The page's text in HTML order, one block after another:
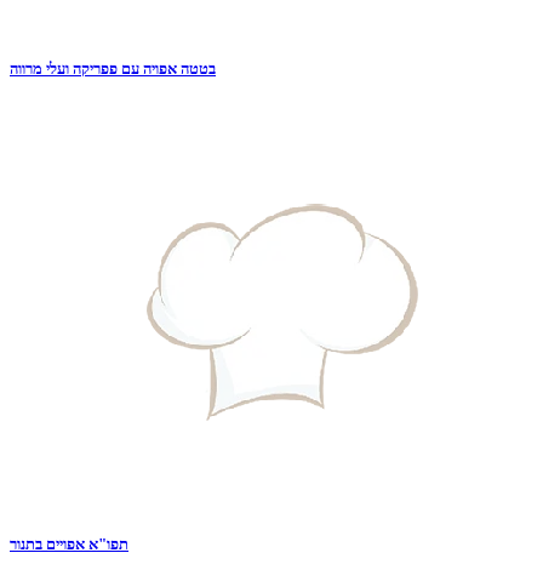
בטטה אפויה עם פפריקה ועלי מרווה
תפו"א אפויים בתנור